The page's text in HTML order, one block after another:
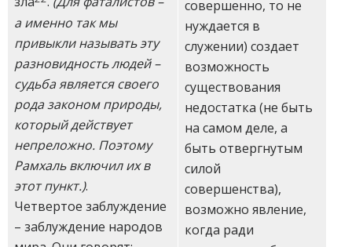
а именно так мы
привыкли называть эту
разновидность людей –
судьба является своего
рода законом природы,
который действует
непреложно. Поэтому
Рамхаль включил их в
этот пункт.).
Четвертое заблуждение
– заблуждение народов
совершенно, то не
нуждается в
служении) создает
возможность
существования
недостатка (не быть
на самом деле, а
быть отвергнутым
силой
совершенства),
возможно явление,
когда ради